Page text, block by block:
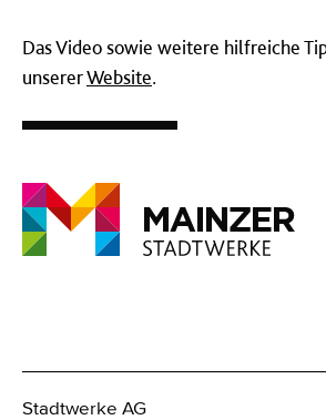
Das Video sowie weitere hilfreiche
unsererWebsite.
Stadtwerke AG